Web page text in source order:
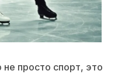
просто спорт, это